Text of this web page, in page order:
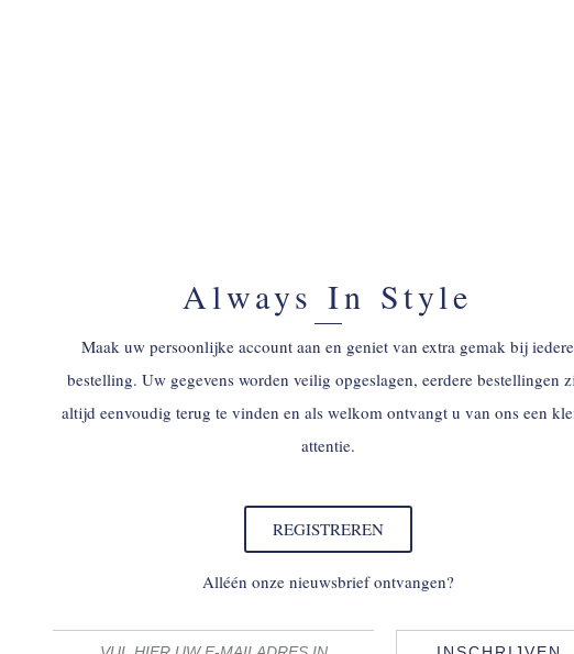
Always In Style
Maak uw persoonlijke account aan en geniet van extra gemak bij iedere
bestelling. Uw gegevens worden veilig opgeslagen, eerdere bestellingen
altijd eenvoudig terug te vinden en als welkom ontvangt u van ons een
attentie.
REGISTREREN
Alléén onze nieuwsbrief ontvangen?